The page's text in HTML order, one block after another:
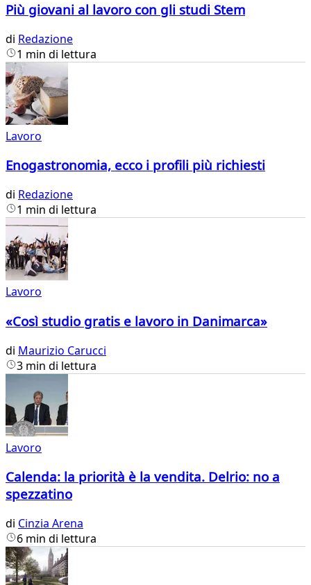
Più giovani al lavoro con gli studi Stem
di Redazione
1 min di lettura
Lavoro
Enogastronomia, ecco i profili più richiesti
di Redazione
1 min di lettura
Lavoro
«Così studio gratis e lavoro in Danimarca»
di Maurizio Carucci
3 min di lettura
Lavoro
Calenda: la priorità è la vendita. Delrio: no a
spezzatino
di Cinzia Arena
6 min di lettura